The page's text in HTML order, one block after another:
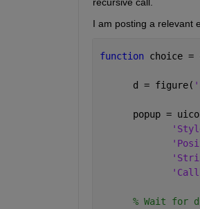
I am posting a relevant
function choice =
      d = figure(
popup =
% Wait for